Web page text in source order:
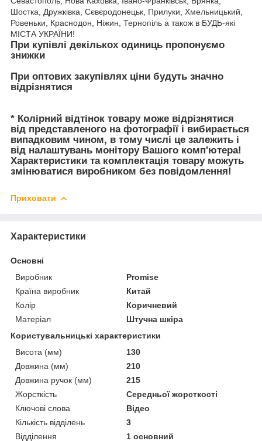
Шостка, Дружківка, Сєвєродонецьк, Прилуки, Хмельницький,
Ровеньки, Краснодон, Ніжин, Тернопіль а також в БУДЬ-які
МІСТА УКРАЇНИ!
При купівлі декількох одиниць пропонуємо
знижки
При оптових закупівлях ціни будуть значно
відрізнятися
* Колірний відтінок товару може відрізнятися
від представленого на фотографії і вибирається
випадковим чином, в тому числі це залежить і
від налаштувань монітору Вашого комп'ютера!
Характеристики та комплектація товару можуть
змінюватися виробником без повідомлення!
Приховати
Характеристики
Основні
Виробник
Promise
Країна виробник
Китай
Колір
Коричневий
Матеріал
Штучна шкіра
Користувальницькі характеристики
Висота (мм)
130
Довжина (мм)
210
Довжина ручок (мм)
215
Жорсткість
Середньої жорсткості
Ключові слова
Відео
Кількість відділень
3
Відділення
1 основний